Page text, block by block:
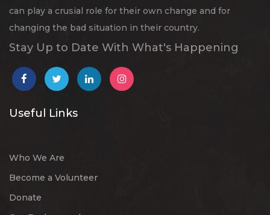
can play a crusial role for their own change and for
changing the bad situation in their country.
Stay Up to Date With What's Happening
Useful Links
Who We Are
Become a Volunteer
Donate